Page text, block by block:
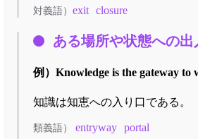
対義語） exit closure
ある場所や状態への出
例） Knowledge is the gateway to
知識は知恵への入り口である。
類義語） entryway portal